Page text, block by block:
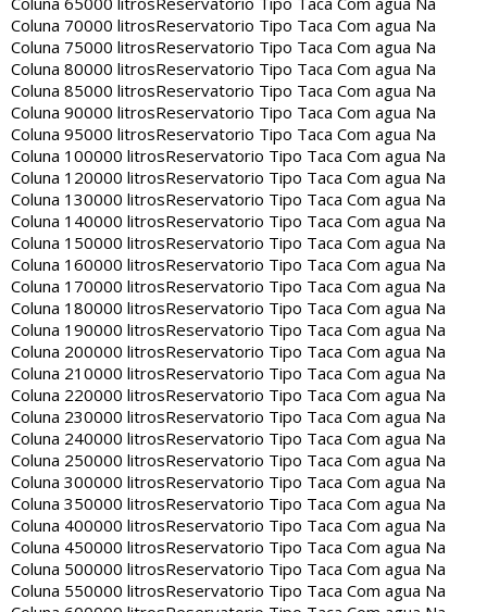
Coluna 70000 litrosReservatorio Tipo Taca Com agua Na
Coluna 75000 litrosReservatorio Tipo Taca Com agua Na
Coluna 80000 litrosReservatorio Tipo Taca Com agua Na
Coluna 85000 litrosReservatorio Tipo Taca Com agua Na
Coluna 90000 litrosReservatorio Tipo Taca Com agua Na
Coluna 95000 litrosReservatorio Tipo Taca Com agua Na
Coluna 100000 litrosReservatorio Tipo Taca Com agua Na
Coluna 120000 litrosReservatorio Tipo Taca Com agua Na
Coluna 130000 litrosReservatorio Tipo Taca Com agua Na
Coluna 140000 litrosReservatorio Tipo Taca Com agua Na
Coluna 150000 litrosReservatorio Tipo Taca Com agua Na
Coluna 160000 litrosReservatorio Tipo Taca Com agua Na
Coluna 170000 litrosReservatorio Tipo Taca Com agua Na
Coluna 180000 litrosReservatorio Tipo Taca Com agua Na
Coluna 190000 litrosReservatorio Tipo Taca Com agua Na
Coluna 200000 litrosReservatorio Tipo Taca Com agua Na
Coluna 210000 litrosReservatorio Tipo Taca Com agua Na
Coluna 220000 litrosReservatorio Tipo Taca Com agua Na
Coluna 230000 litrosReservatorio Tipo Taca Com agua Na
Coluna 240000 litrosReservatorio Tipo Taca Com agua Na
Coluna 250000 litrosReservatorio Tipo Taca Com agua Na
Coluna 300000 litrosReservatorio Tipo Taca Com agua Na
Coluna 350000 litrosReservatorio Tipo Taca Com agua Na
Coluna 400000 litrosReservatorio Tipo Taca Com agua Na
Coluna 450000 litrosReservatorio Tipo Taca Com agua Na
Coluna 500000 litrosReservatorio Tipo Taca Com agua Na
Coluna 550000 litrosReservatorio Tipo Taca Com agua Na